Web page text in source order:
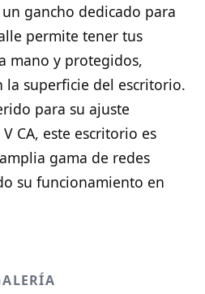
gancho dedicado para
permite tener tus
mano y protegidos,
la superficie del escritorio.
para su ajuste
CA, este escritorio es
gama de redes
su funcionamiento en